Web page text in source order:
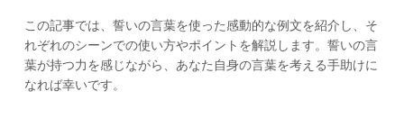
この記事では、誓いの言葉を使った感動的な例文を紹介し、そ
れぞれのシーンでの使い方やポイントを解説します。誓いの言
葉が持つ力を感じながら、あなた自身の言葉を考える手助けに
なれば幸いです。